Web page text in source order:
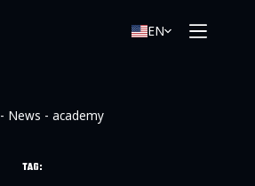
EN
- News - academy
TAG: